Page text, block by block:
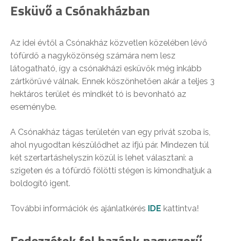
Esküvő a Csónakházban
Az idei évtől a Csónakház közvetlen közelében lévő
tófürdő a nagyközönség számára nem lesz
látogatható, így a csónakházi esküvők még inkább
zártkörűvé válnak. Ennek köszönhetően akár a teljes 3
hektáros terület és mindkét tó is bevonható az
eseménybe.
A Csónakház tágas területén van egy privát szoba is,
ahol nyugodtan készülődhet az ifjú pár. Mindezen túl
két szertartáshelyszín közül is lehet választani: a
szigeten és a tófürdő fölötti stégen is kimondhatjuk a
boldogító igent.
További információk és ajánlatkérés IDE kattintva!